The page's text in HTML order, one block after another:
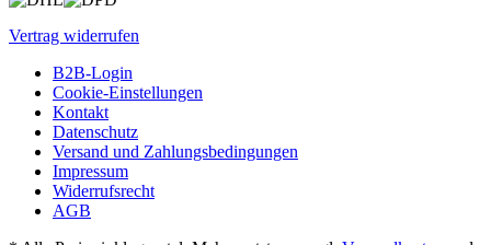
Vertrag widerrufen
B2B-Login
Cookie-Einstellungen
Kontakt
Datenschutz
Versand und Zahlungsbedingungen
Impressum
Widerrufsrecht
AGB